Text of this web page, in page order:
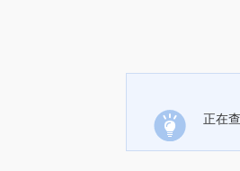
正在